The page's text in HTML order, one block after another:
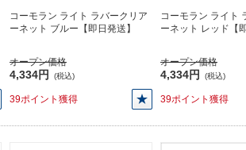
コーモラン ライト ラバークリア
ーネット ブルー【即日発送】
オープン価格
4,334円 (税込)
39ポイント獲得
コーモラン ライト
ーネット レッド【
オープン価格
4,334円 (税込)
39ポイント獲得